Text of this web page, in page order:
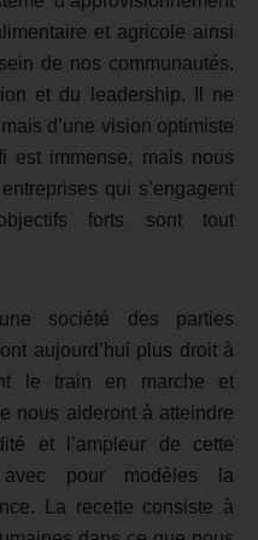
et agricole ainsi
de nos communautés.
et du leadership. Il ne
d’une vision optimiste
est immense, mais nous
qui s’engagent
forts sont tout
société des parties
aujourd’hui plus droit à
le train en marche et
nous aideront à atteindre
et l’ampleur de cette
pour modèles la
La recette consiste à